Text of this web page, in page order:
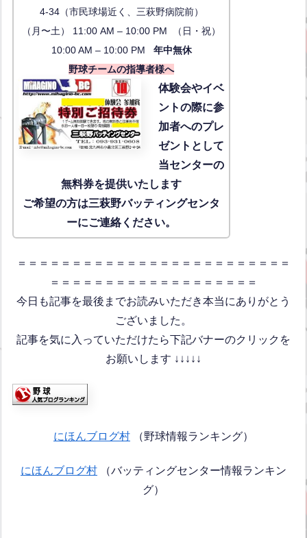
4-34（市民球場近く、三萩野病院前）
（月〜土） 11:00 AM – 10:00 PM （日・祝）
10:00 AM – 10:00 PM 年中無休
野球チームの指導者様へ
体験会やイベ
ントの際に参
加者へのプレ
ゼントとして
当センターの
無料券を提供いたします
ご希望の方は三萩野バッティングセンタ
ーにご連絡ください。
＝＝＝＝＝＝＝＝＝＝＝＝＝＝＝＝＝＝＝＝＝＝＝＝＝
＝＝＝＝＝＝＝＝＝＝＝＝＝＝＝＝＝＝＝
今日も記事を最後までお読みいただき本当にありがとう
ございました。
記事を気に入っていただけたら下記バナーのクリックを
お願いします ↓↓↓↓↓
にほんブログ村 （野球情報ランキング）
にほんブログ村 （バッティングセンター情報ランキン
グ）